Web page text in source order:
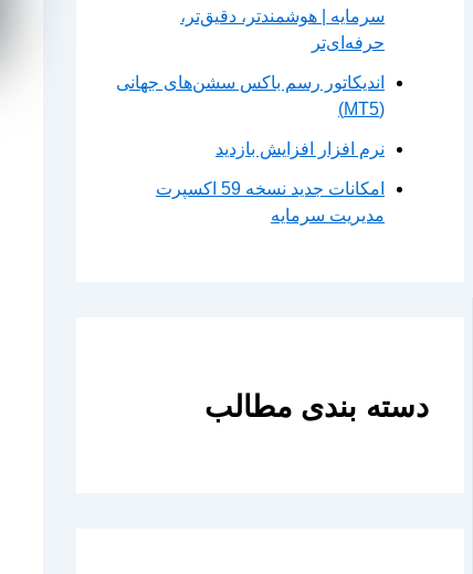
سرمایه | هوشمندتر، دقیق‌تر،
حرفه‌ای‌تر
اندیکاتور رسم باکس سشن‌های جهانی
(MT5)
نرم افزار افزایش بازدید
امکانات جدید نسخه 59 اکسپرت
مدیریت سرمایه
دسته بندی مطالب